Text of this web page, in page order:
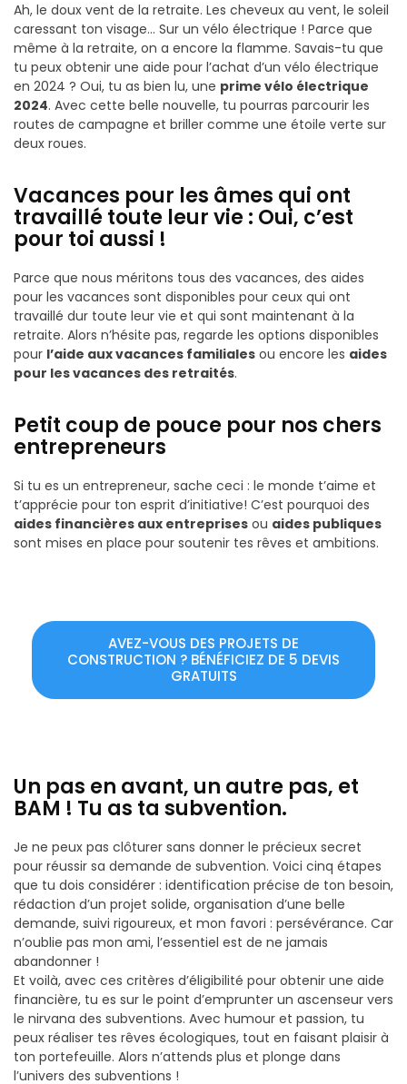
Ah, le doux vent de la retraite. Les cheveux au vent, le soleil
caressant ton visage… Sur un vélo électrique ! Parce que
même à la retraite, on a encore la flamme. Savais-tu que
tu peux obtenir une aide pour l’achat d’un vélo électrique
en 2024 ? Oui, tu as bien lu, une prime vélo électrique
2024. Avec cette belle nouvelle, tu pourras parcourir les
routes de campagne et briller comme une étoile verte sur
deux roues.
Vacances pour les âmes qui ont
travaillé toute leur vie : Oui, c’est
pour toi aussi !
Parce que nous méritons tous des vacances, des aides
pour les vacances sont disponibles pour ceux qui ont
travaillé dur toute leur vie et qui sont maintenant à la
retraite. Alors n’hésite pas, regarde les options disponibles
pour l’aide aux vacances familiales ou encore les aides
pour les vacances des retraités.
Petit coup de pouce pour nos chers
entrepreneurs
Si tu es un entrepreneur, sache ceci : le monde t’aime et
t’apprécie pour ton esprit d’initiative! C’est pourquoi des
aides financières aux entreprises ou aides publiques
sont mises en place pour soutenir tes rêves et ambitions.
AVEZ-VOUS DES PROJETS DE
CONSTRUCTION ? BÉNÉFICIEZ DE 5 DEVIS
GRATUITS
Un pas en avant, un autre pas, et
BAM ! Tu as ta subvention.
Je ne peux pas clôturer sans donner le précieux secret
pour réussir sa demande de subvention. Voici cinq étapes
que tu dois considérer : identification précise de ton besoin,
rédaction d’un projet solide, organisation d’une belle
demande, suivi rigoureux, et mon favori : persévérance. Car
n’oublie pas mon ami, l’essentiel est de ne jamais
abandonner !
Et voilà, avec ces critères d’éligibilité pour obtenir une aide
financière, tu es sur le point d’emprunter un ascenseur vers
le nirvana des subventions. Avec humour et passion, tu
peux réaliser tes rêves écologiques, tout en faisant plaisir à
ton portefeuille. Alors n’attends plus et plonge dans
l’univers des subventions !